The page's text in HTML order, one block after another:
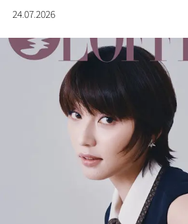
24.07.2026